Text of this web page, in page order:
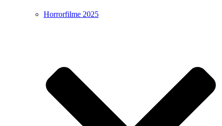
Horrorfilme 2025